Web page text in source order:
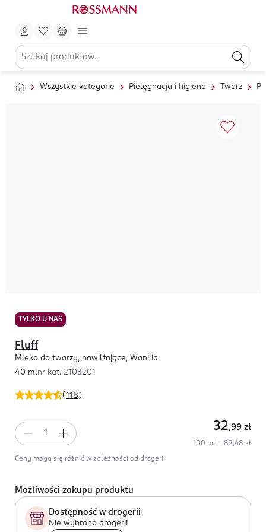
Wszystkie kategorie Pielęgnacja i higiena Twarz
TYLKO U NAS
(118 )
Fluff
Mleko do twarzy, nawilżające, Wanilia
40 mlnr kat. 2103201
32,99 zł
100 ml = 82,48 zł
Ceny mogą się różnić w zależności od drogerii.
Możliwości zakupu produktu
Dostępność w drogerii
Nie wybrano drogerii